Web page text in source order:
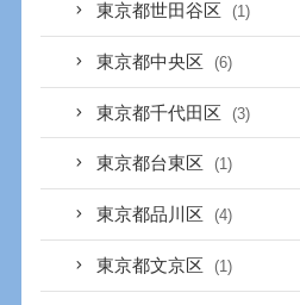
東京都世田谷区 (1)
東京都中央区 (6)
東京都千代田区 (3)
東京都台東区 (1)
東京都品川区 (4)
東京都文京区 (1)